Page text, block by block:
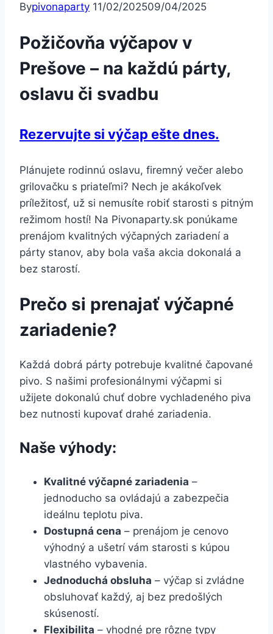
Bypivonaparty 11/02/202509/04/2025
Požičovňa výčapov v
Prešove – na každú párty,
oslavu či svadbu
Rezervujte si výčap ešte dnes.
Plánujete rodinnú oslavu, firemný večer alebo
grilovačku s priateľmi? Nech je akákoľvek
príležitosť, už si nemusíte robiť starosti s pitným
režimom hostí! Na Pivonaparty.sk ponúkame
prenájom kvalitných výčapných zariadení a
párty stanov, aby bola vaša akcia dokonalá a
bez starostí.
Prečo si prenajať výčapné
zariadenie?
Každá dobrá párty potrebuje kvalitné čapované
pivo. S našimi profesionálnymi výčapmi si
užijete dokonalú chuť dobre vychladeného piva
bez nutnosti kupovať drahé zariadenia.
Naše výhody:
Kvalitné výčapné zariadenia –
jednoducho sa ovládajú a zabezpečia
ideálnu teplotu piva.
Dostupná cena – prenájom je cenovo
výhodný a ušetrí vám starosti s kúpou
vlastného vybavenia.
Jednoduchá obsluha – výčap si zvládne
obsluhovať každý, aj bez predošlých
skúseností.
Flexibilita – vhodné pre rôzne typy